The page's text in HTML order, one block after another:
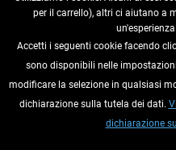
RECEDERE DAL CONTRATTO
INFORMAZIONI
per il carrello), altri ci aiutano a
Accetti i seguenti cookie facendo
sono disponibili nelle
modificare la selezione in qualsiasi
dichiarazione sulla tutela dei dati.
dichiarazione